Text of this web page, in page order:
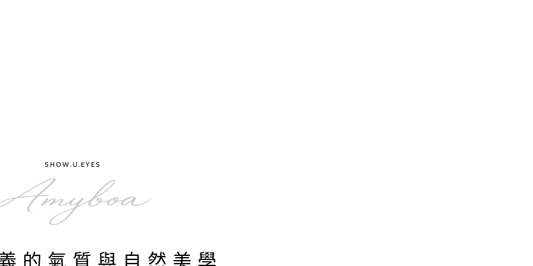
SHOW.U.EYES
的氣質與自然美學